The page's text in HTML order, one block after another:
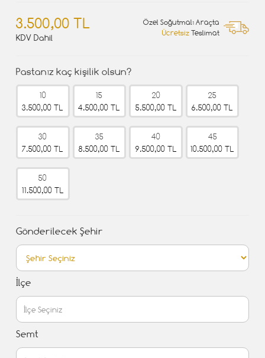
3.500,00 TL
KDV Dahil
Özel Soğutmalı Araçta
Ücretsiz Teslimat
Pastanız kaç kişilik olsun?
10
3.500,00 TL
15
4.500,00 TL
20
5.500,00 TL
25
6.500,00 TL
30
7.500,00 TL
35
8.500,00 TL
40
9.500,00 TL
45
10.500,00 TL
50
11.500,00 TL
Gönderilecek Şehir
İlçe
Semt